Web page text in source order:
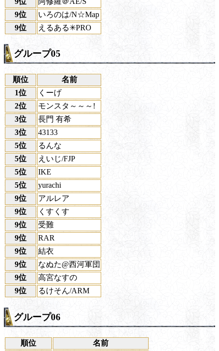
9位
いろのは/N☆Map
9位
えるある✳︎PRO
グループ05
順位
名前
1位
くーげ
2位
モンスタ～～～!
3位
長門 有希
3位
43133
5位
るんな
5位
えいじ/FJP
5位
IKE
5位
yurachi
9位
アルレア
9位
くすくす
9位
受難
9位
RAR
9位
結衣
9位
なぬた@西河軍団
9位
高宮なすの
9位
るけそん/ARM
グループ06
順位
名前